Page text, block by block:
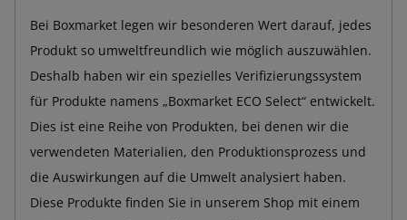
Bei Boxmarket legen wir besonderen Wert darauf, jedes
Produkt so umweltfreundlich wie möglich auszuwählen.
Deshalb haben wir ein spezielles Verifizierungssystem
für Produkte namens „Boxmarket ECO Select“ entwickelt.
Dies ist eine Reihe von Produkten, bei denen wir die
verwendeten Materialien, den Produktionsprozess und
die Auswirkungen auf die Umwelt analysiert haben.
Diese Produkte finden Sie in unserem Shop mit einem